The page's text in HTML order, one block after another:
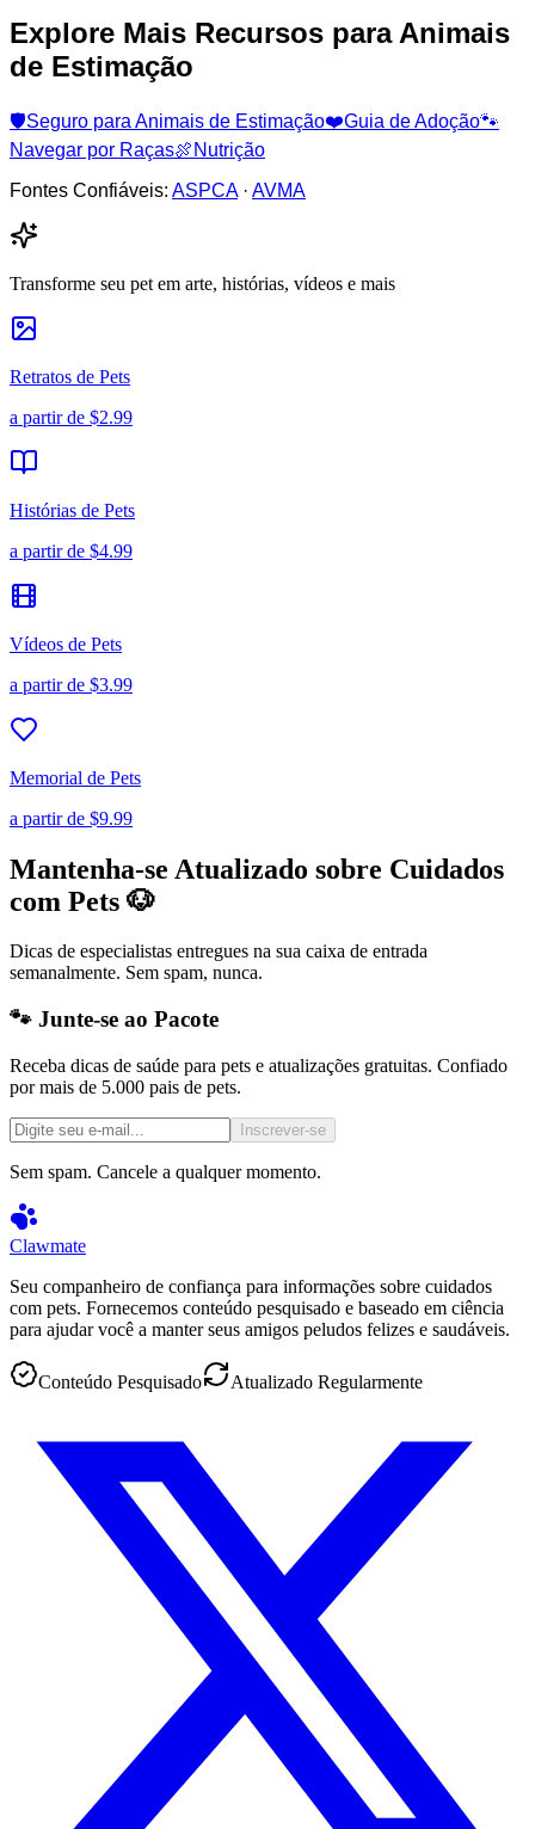
Explore Mais Recursos para Animais
de Estimação
🛡️Seguro para Animais de Estimação❤️Guia de Adoção🐾
Navegar por Raças🍖 Nutrição
Fontes Confiáveis: ASPCA· AVMA
Transforme seu pet em arte, histórias, vídeos e mais
Retratos de Pets
a partir de $2.99
Histórias de Pets
a partir de $4.99
Vídeos de Pets
a partir de $3.99
Memorial de Pets
a partir de $9.99
Mantenha-se Atualizado sobre Cuidados
com Pets 🐶
Dicas de especialistas entregues na sua caixa de entrada
semanalmente. Sem spam, nunca.
🐾 Junte-se ao Pacote
Receba dicas de saúde para pets e atualizações gratuitas. Confiado
por mais de 5.000 pais de pets.
Inscrever-se
Sem spam. Cancele a qualquer momento.
Clawmate
Seu companheiro de confiança para informações sobre cuidados
com pets. Fornecemos conteúdo pesquisado e baseado em ciência
para ajudar você a manter seus amigos peludos felizes e saudáveis.
Conteúdo Pesquisado Atualizado Regularmente